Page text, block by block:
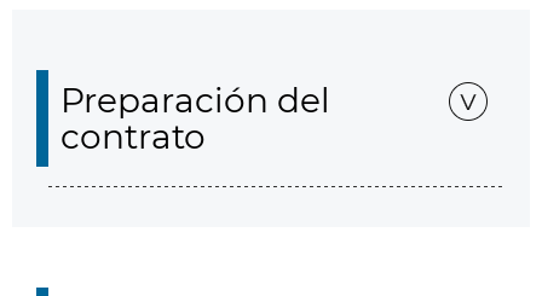
Preparación del
contrato